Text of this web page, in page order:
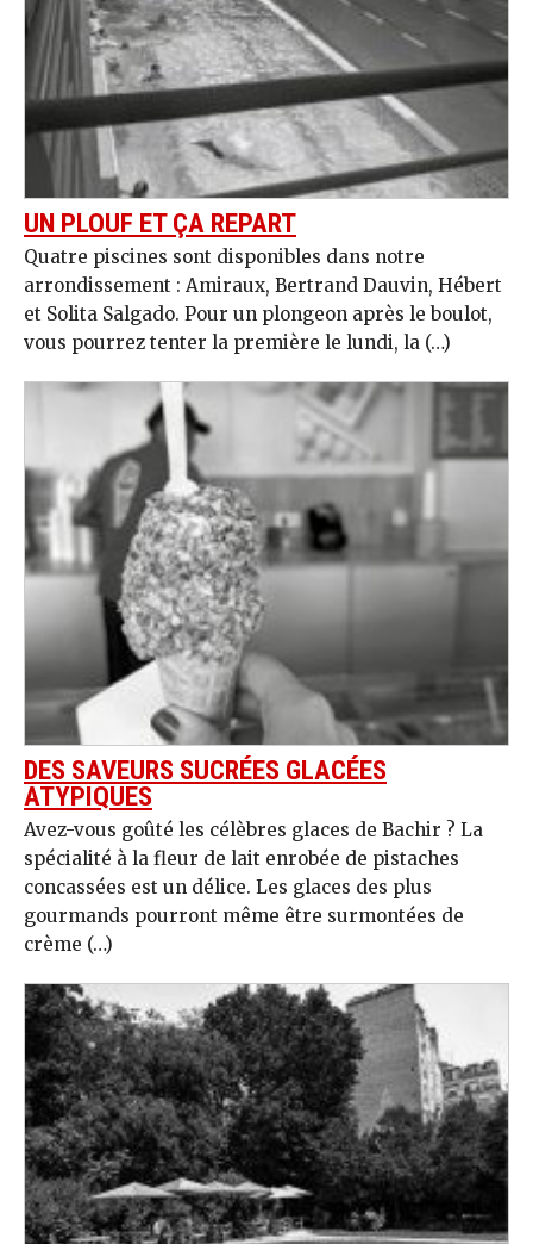
UN PLOUF ET ÇA REPART
Quatre piscines sont disponibles dans notre
arrondissement : Amiraux, Bertrand Dauvin, Hébert
et Solita Salgado. Pour un plongeon après le boulot,
vous pourrez tenter la première le lundi, la (…)
DES SAVEURS SUCRÉES GLACÉES
ATYPIQUES
Avez-vous goûté les célèbres glaces de Bachir ? La
spécialité à la fleur de lait enrobée de pistaches
concassées est un délice. Les glaces des plus
gourmands pourront même être surmontées de
crème (…)